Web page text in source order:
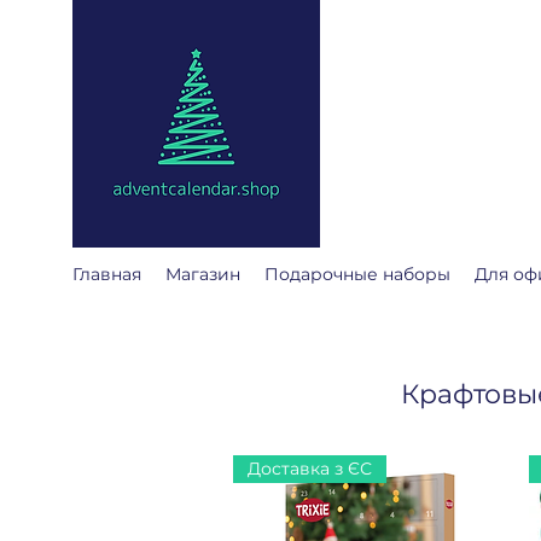
Главная Магазин Подарочные наборы Для
Доставка з ЄС